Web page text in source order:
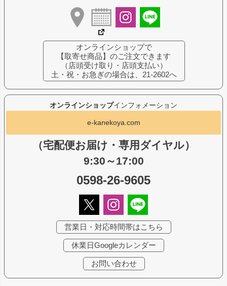
オンラインショップインフォメーション
e-kanekoya.com
（宅配便お届け・専用ダイヤル）
9:30～17:00
0598-26-9605
営業日・対応時間帯はこちら
休業日Googleカレンダー
お問い合わせ
オンラインショップで
【取寄せ商品】のご注文できます
（店頭受け取り・店頭支払い）
土・祝・お急ぎの場合は、21-2602へ